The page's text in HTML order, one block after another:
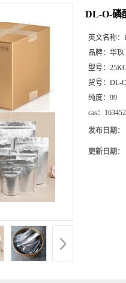
DL-O-磷
英文名称：
品牌： 华玖
型号：
货号： DL-
纯度： 99
cas：
发布日期：
更新日期：